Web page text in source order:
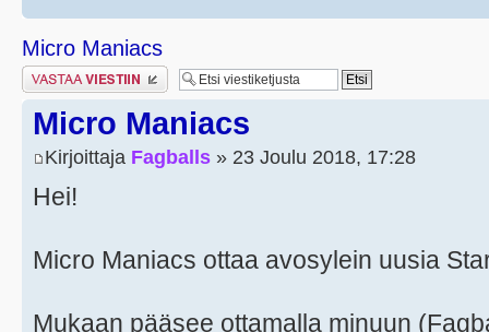
Micro Maniacs
Lähetä vastaus
Micro Maniacs
Kirjoittaja Fagballs » 23 Joulu 2018, 17:28
Hei!
Micro Maniacs ottaa avosylein uusia
Mukaan pääsee ottamalla minuun